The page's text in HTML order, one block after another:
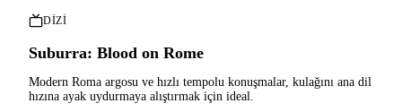
DIZI
Suburra: Blood on Rome
Modern Roma argosu ve hızlı tempolu konuşmalar, kulağını ana dil
hızına ayak uydurmaya alıştırmak için ideal.